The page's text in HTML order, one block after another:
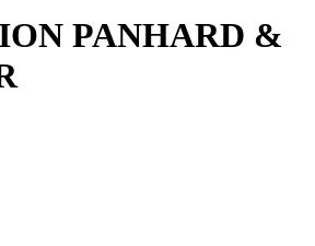
PANHARD &